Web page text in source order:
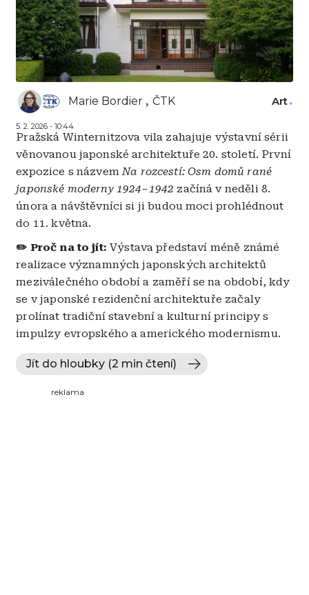
Marie Bordier ČTK
5. 2. 2026 - 10:44
Art
Pražská Winternitzova vila zahajuje výstavní sérii
věnovanou japonské architektuře 20. století. První
expozice s názvemNa rozcestí: Osm domů rané
japonské moderny 1924–1942 začíná v neděli 8.
února a návštěvníci si ji budou moci prohlédnout
do 11. května.
✏️ Proč na to jít:Výstava představí méně známé
realizace významných japonských architektů
meziválečného období a zaměří se na období, kdy
se v japonské rezidenční architektuře začaly
prolínat tradiční stavební a kulturní principy s
impulzy evropského a amerického modernismu.
Jít do hloubky (2 min čtení)
reklama